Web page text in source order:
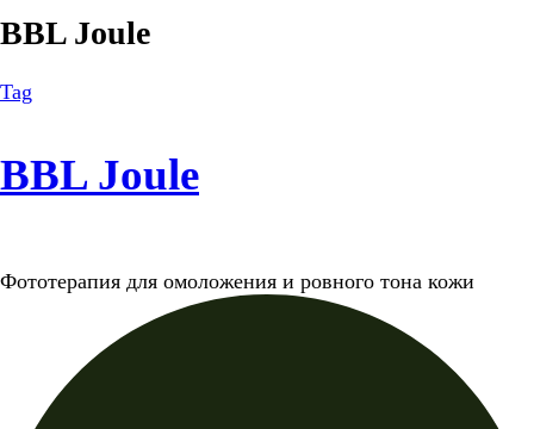
BBL Joule
Tag
BBL Joule
Фототерапия для омоложения и ровного тона кожи